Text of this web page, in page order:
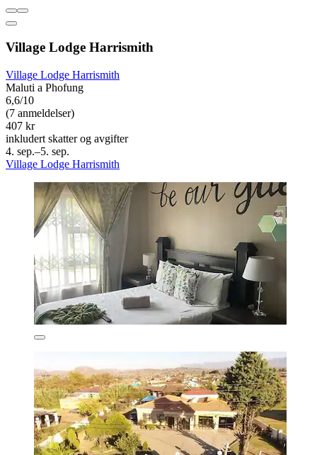
Village Lodge Harrismith
Village Lodge Harrismith
Maluti a Phofung
6,6/10
(7 anmeldelser)
407 kr
inkludert skatter og avgifter
4. sep.–5. sep.
Village Lodge Harrismith